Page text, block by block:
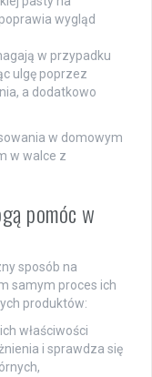
wygląd
w przypadku
ulgę poprzez
a dodatkowo
w domowym
w walce z
pomóc w
sposób na
samym proces ich
produktów:
właściwości
i sprawdza się